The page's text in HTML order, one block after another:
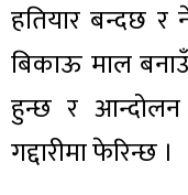
हतियार बन्दछ
बिकाऊ माल
हुन्छ र
गद्दारीमा फेरिन्छ ।